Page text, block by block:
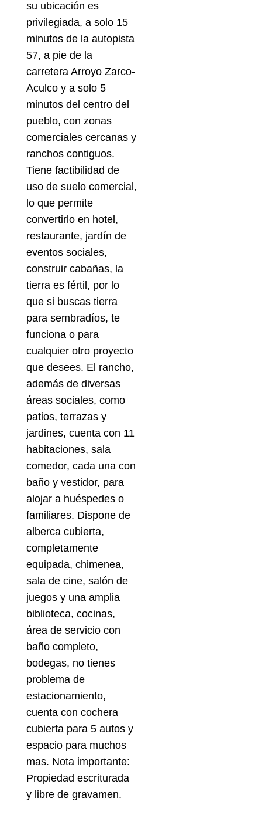
su ubicación es
privilegiada, a solo 15
minutos de la autopista
57, a pie de la
carretera Arroyo Zarco-
Aculco y a solo 5
minutos del centro del
pueblo, con zonas
comerciales cercanas y
ranchos contiguos.
Tiene factibilidad de
uso de suelo comercial,
lo que permite
convertirlo en hotel,
restaurante, jardín de
eventos sociales,
construir cabañas, la
tierra es fértil, por lo
que si buscas tierra
para sembradíos, te
funciona o para
cualquier otro proyecto
que desees. El rancho,
además de diversas
áreas sociales, como
patios, terrazas y
jardines, cuenta con 11
habitaciones, sala
comedor, cada una con
baño y vestidor, para
alojar a huéspedes o
familiares. Dispone de
alberca cubierta,
completamente
equipada, chimenea,
sala de cine, salón de
juegos y una amplia
biblioteca, cocinas,
área de servicio con
baño completo,
bodegas, no tienes
problema de
estacionamiento,
cuenta con cochera
cubierta para 5 autos y
espacio para muchos
mas. Nota importante:
Propiedad escriturada
y libre de gravamen.